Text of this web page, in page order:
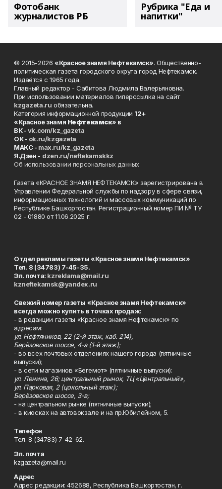
Фотобанк
журналистов РБ
Рубрика "Еда и
напитки"
© 2015-2026 «Красное знамя Нефтекамск». Общественно-
политическая газета городского округа город Нефтекамск.
Издаётся с 1965 года.
Главный редактор - Сабитова Людмила Валерьяновна.
При использовании материалов гиперссылка на сайт
kzgazeta.ru обязательна.
Категория информационной продукции 12+
«Красное знамя Нефтекамск» в
ВК -vk.com/kz_gazeta
ОК - ok.ru/kzgazeta
MAKC - max.ru/kz_gazeta
Я.Дзен - dzen.ru/neftekamskkz
Об использовании персональных данных
Газета «КРАСНОЕ ЗНАМЯ НЕФТЕКАМСК» зарегистрирована в
Управлении Федеральной службы по надзору в сфере связи,
информационных технологий и массовых коммуникаций по
Республике Башкортостан. Регистрационный номер ПИ № ТУ
02 - 01880 от 11.06.2025 г.
Отдел рекламы газеты «Красное знамя Нефтекамск»
Тел. 8 (34783) 7-45-35.
Эл. почта: kzreklama@mail.ru
kzneftekamsk@yandex.ru
Свежий номер газеты «Красное знамя Нефтекамск»
всегда можно купить в точках продаж:
- в редакции газеты «Красное знамя Нефтекамск» по
адресам:
ул. Нефтяников, 22 (2-й этаж, каб. 214),
Берёзовское шоссе, 4-а (1-й этаж);
- во всех почтовых отделениях нашего города (пятничные
выпуски);
- в сети магазинов «Бегемот» (пятничные выпуски):
ул. Ленина, 26; центральный рынок, ТЦ «Центральный»,
ул. Парковая, 2 (цокольный этаж);
Берёзовское шоссе, 3-в;
- на центральном рынке (пятничные выпуски);
- в киосках на автовокзале и на пр.Юбилейном, 5.
Телефон
Тел. 8 (34783) 7-42-62.
Эл. почта
kzgazeta@mail.ru
Адрес
Адрес редакции: 452688, Республика Башкортостан, г.